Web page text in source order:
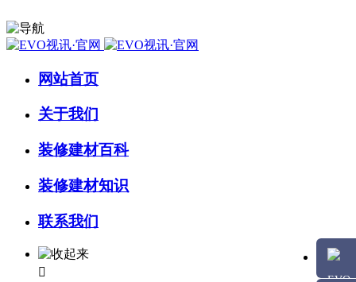
网站首页
关于我们
装修建材百科
装修建材知识
联系我们
